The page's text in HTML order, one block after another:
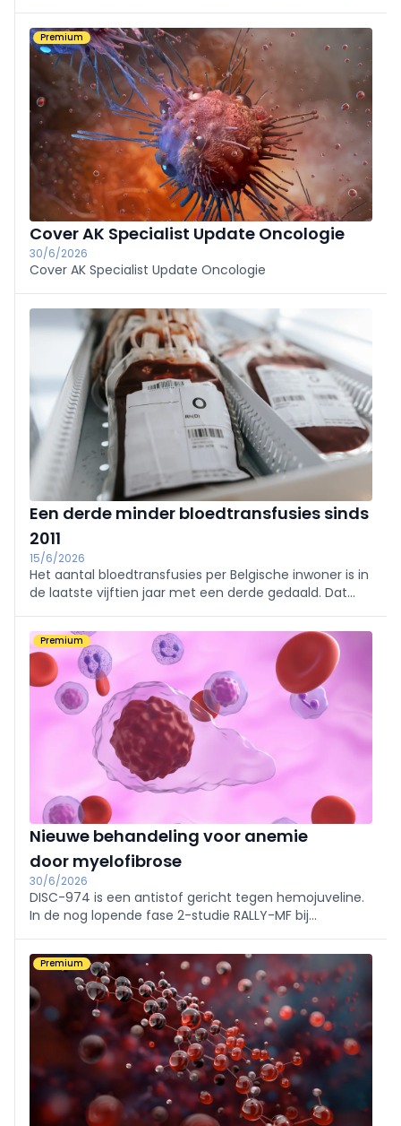
NOAC’s bij patiënten die in aanmerking komen voor
een antistollingstherapie.
Premium
Cover AK Specialist Update Oncologie
30/6/2026
Cover AK Specialist Update Oncologie
Een derde minder bloedtransfusies sinds
2011
15/6/2026
Het aantal bloedtransfusies per Belgische inwoner is in
de laatste vijftien jaar met een derde gedaald. Dat
Agentschap voor Geneesmiddelen en
Gezondheidsproducten (FAGG).
Premium
Nieuwe behandeling voor anemie
door myelofibrose
30/6/2026
DISC-974 is een antistof gericht tegen hemojuveline.
In de nog lopende fase 2-studie RALLY-MF bij
0974 een significante en langdurige hematologische
respons op te wekken.
Premium